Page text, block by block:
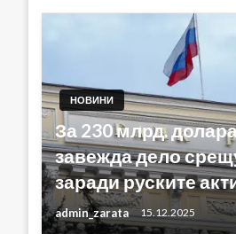
НОВИНИ
За 230 млрд.
завежда дело
заради руските
admin_zarata 15.12.2025